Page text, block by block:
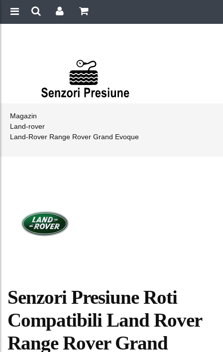
Magazin
Land-rover
Land-Rover Range Rover Grand Evoque
Senzori Presiune Roti
Compatibili Land Rover
Range Rover Grand